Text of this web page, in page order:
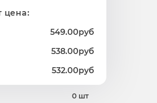
цена:
549.00руб
538.00руб
532.00руб
0 шт